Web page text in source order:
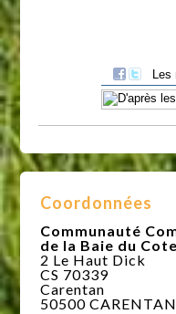
Coordonnées
Communauté
de la Baie du
2 Le Haut Dick
CS 70339
Carentan
50500